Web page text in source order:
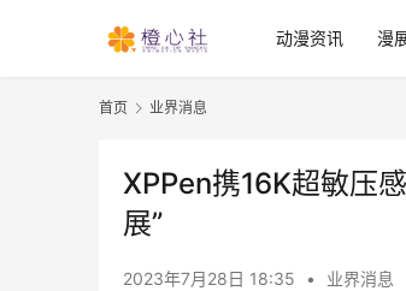
动漫资讯 漫
首页 业界消息
XPPen携16K超敏压
展”
2023年7月28日 18:35 • 业界消息